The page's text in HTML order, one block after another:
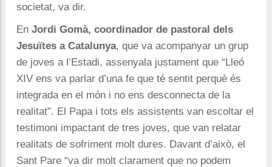
societat, va dir.
En Jordi Gomà, coordinador de pastoral dels
Jesuïtes a Catalunya, que va acompanyar un grup
de joves a l’Estadi, assenyala justament que “Lleó
XIV ens va parlar d’una fe que té sentit perquè és
integrada en el món i no ens desconnecta de la
realitat”. El Papa i tots els assistents van escoltar el
testimoni impactant de tres joves, que van relatar
realitats de sofriment molt dures. Davant d’això, el
Sant Pare “va dir molt clarament que no podem